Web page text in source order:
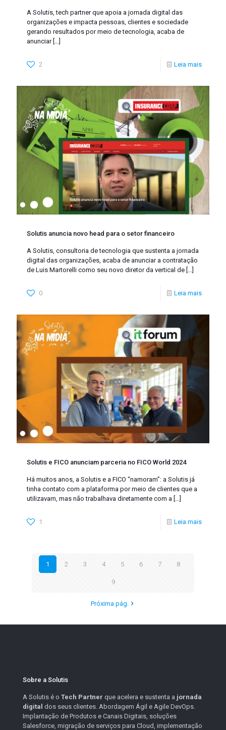
A Solutis, tech partner que apoia a jornada digital das
organizações e impacta pessoas, clientes e sociedade
gerando resultados por meio de tecnologia, acaba de
anunciar[…]
2 Leia mais
Solutis anuncia novo head para o setor financeiro
A Solutis, consultoria de tecnologia que sustenta a jornada
digital das organizações, acaba de anunciar a contratação
de Luis Martorelli como seu novo diretor da vertical de
0 Leia mais
Solutis e FICO anunciam parceria no FICO World 2024
Há muitos anos, a Solutis e a FICO “namoram”: a Solutis já
tinha contato com a plataforma por meio de clientes que a
utilizavam, mas não trabalhava diretamente com a […]
1 Leia mais
1 2 3 4 5 6 7 8
9
Próxima pág.
Sobre a Solutis
A Solutis é o Tech Partner que acelera e sustenta a jornada
digital dos seus clientes. Abordagem Ágil e Agile DevOps.
Implantação de Produtos e Canais Digitais, soluções
Salesforce, migração de serviços para Cloud, implementação